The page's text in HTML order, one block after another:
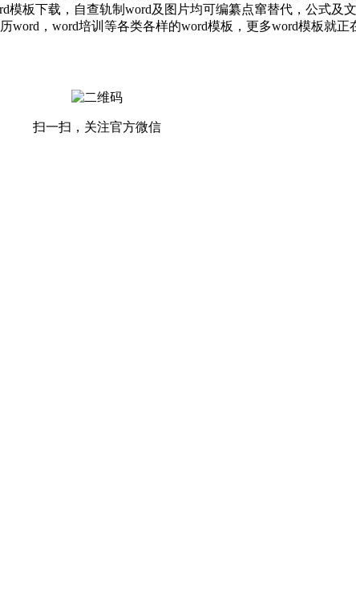
板下载，自查轨制word及图片均可编纂点窜替代，公式及
word，word培训等各类各样的word模板，更多word模板就正
扫一扫，关注官方微信